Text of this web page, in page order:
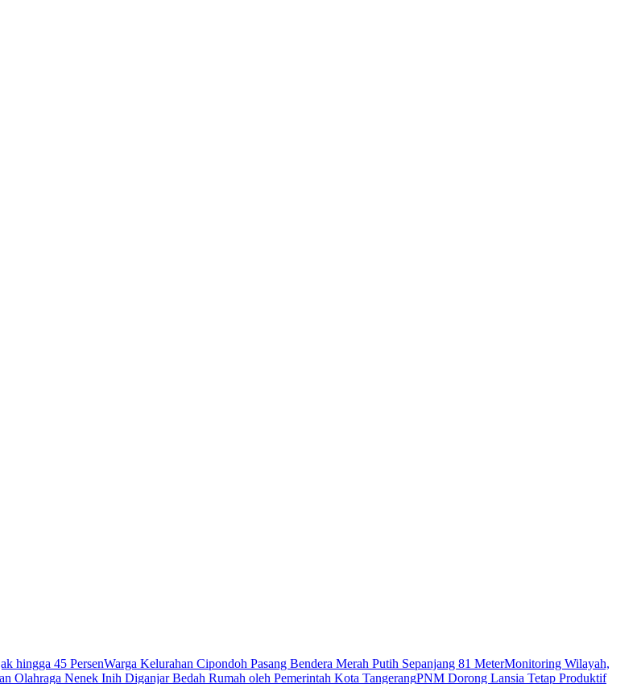
hingga 45 PersenWarga Kelurahan Cipondoh Pasang Bendera Merah Putih Sepanjang 81 MeterMonitoring Wilayah,
Olahraga Nenek Inih Diganjar Bedah Rumah oleh Pemerintah Kota TangerangPNM Dorong Lansia Tetap Produktif